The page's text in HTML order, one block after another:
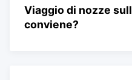
Viaggio di nozze
conviene?